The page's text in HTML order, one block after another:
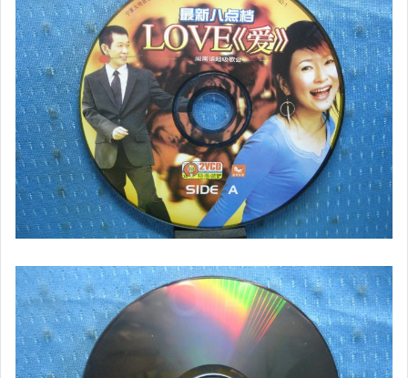
西洋光碟
相聲國劇光碟
連續據 DVD光碟
電影電視電玩原聲帶
卡拉OK DVD光碟
卡拉OK VCD光碟
DVD演唱會光碟
DVD電影光碟
原版卡帶
原版藍光遊戲光碟